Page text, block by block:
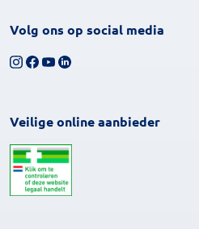
Volg ons op social media
Volg ons op Instagram
Volg ons op Facebook
Bekijk ons YouTube-kanaal
Volg ons op LinkedIn
Veilige online aanbieder